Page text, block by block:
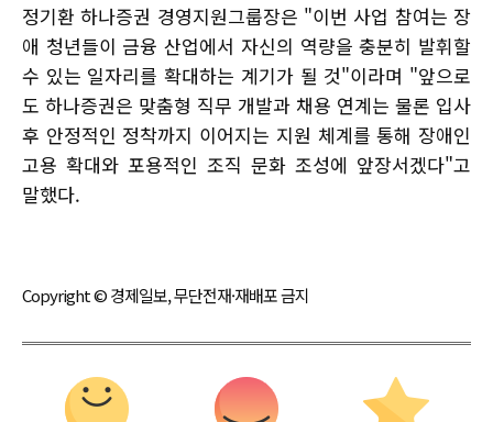
정기환 하나증권 경영지원그룹장은 "이번 사업 참여는 장
애 청년들이 금융 산업에서 자신의 역량을 충분히 발휘할
수 있는 일자리를 확대하는 계기가 될 것"이라며 "앞으로
도 하나증권은 맞춤형 직무 개발과 채용 연계는 물론 입사
후 안정적인 정착까지 이어지는 지원 체계를 통해 장애인
고용 확대와 포용적인 조직 문화 조성에 앞장서겠다"고
말했다.
Copyright © 경제일보, 무단전재·재배포 금지